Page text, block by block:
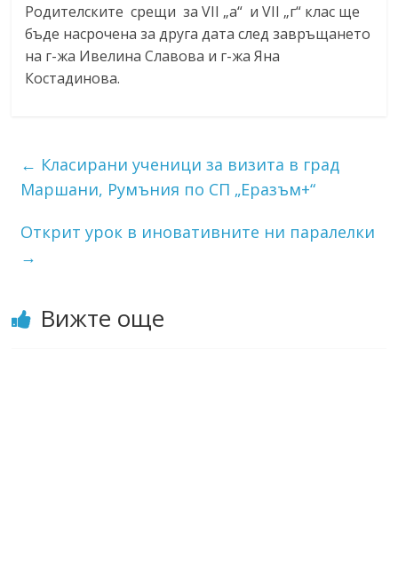
Родителските срещи за VII „а“ и VII „г“ клас ще
бъде насрочена за друга дата след завръщането
на г-жа Ивелина Славова и г-жа Яна
Костадинова.
← Класирани ученици за визита в град
Маршани, Румъния по СП „Еразъм+“
Открит урок в иновативните ни паралелки
→
Вижте още